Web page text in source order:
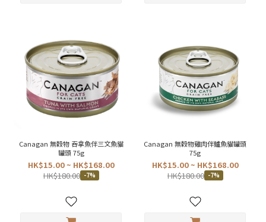
Canagan 無穀物 吞拿魚伴三文魚貓
罐頭 75g
HK$15.00 ~ HK$168.00
HK$180.00 -7%
Canagan 無穀物雞肉伴鱸魚貓罐頭
75g
HK$15.00 ~ HK$168.00
HK$180.00 -7%